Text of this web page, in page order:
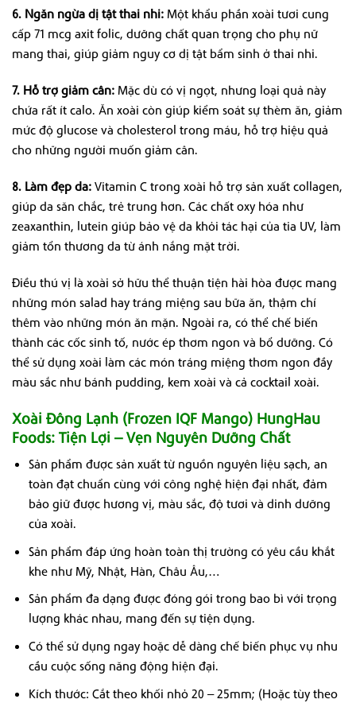
6. Ngăn ngừa dị tật thai nhi: Một khẩu phần xoài tươi cung
cấp 71 mcg axit folic, dưỡng chất quan trọng cho phụ nữ
mang thai, giúp giảm nguy cơ dị tật bẩm sinh ở thai nhi.
7. Hỗ trợ giảm cân: Mặc dù có vị ngọt, nhưng loại quả này
chứa rất ít calo. Ăn xoài còn giúp kiểm soát sự thèm ăn, giảm
mức độ glucose và cholesterol trong máu, hỗ trợ hiệu quả
cho những người muốn giảm cân.
8. Làm đẹp da: Vitamin C trong xoài hỗ trợ sản xuất collagen,
giúp da săn chắc, trẻ trung hơn. Các chất oxy hóa như
zeaxanthin, lutein giúp bảo vệ da khỏi tác hại của tia UV, làm
giảm tổn thương da từ ánh nắng mặt trời.
Điều thú vị là xoài sở hữu thể thuận tiện hài hòa được mang
những món salad hay tráng miệng sau bữa ăn, thậm chí
thêm vào những món ăn mặn. Ngoài ra, có thể chế biến
thành các cốc sinh tố, nước ép thơm ngon và bổ dưỡng. Có
thể sử dụng xoài làm các món tráng miệng thơm ngon đầy
màu sắc như bánh pudding, kem xoài và cả cocktail xoài.
Xoài Đông Lạnh (Frozen IQF Mango) HungHau
Foods: Tiện Lợi – Vẹn Nguyên Dưỡng Chất
Sản phẩm được sản xuất từ nguồn nguyên liệu sạch, an
toàn đạt chuẩn cùng với công nghệ hiện đại nhất, đảm
bảo giữ được hương vị, màu sắc, độ tươi và dinh dưỡng
của xoài.
Sản phẩm đáp ứng hoàn toàn thị trường có yêu cầu khắt
khe như Mỹ, Nhật, Hàn, Châu Âu,…
Sản phẩm đa dạng được đóng gói trong bao bì với trọng
lượng khác nhau, mang đến sự tiện dụng.
Có thể sử dụng ngay hoặc dễ dàng chế biến phục vụ nhu
cầu cuộc sống năng động hiện đại.
Kích thước: Cắt theo khối nhỏ 20 – 25mm; (Hoặc tùy theo